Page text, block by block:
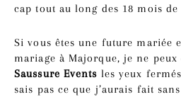
cap tout au long des 18 mois
Si vous êtes une future mariée
mariage à Majorque, je ne
Saussure Events les yeux
sais pas ce que j’aurais fait